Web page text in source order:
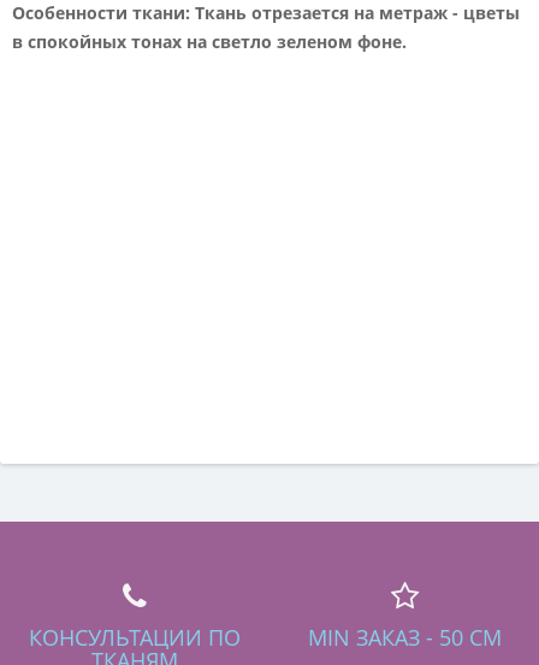
Особенности ткани: Ткань отрезается на метраж - цветы
в спокойных тонах на светло зеленом фоне.
КОНСУЛЬТАЦИИ ПО MIN ЗАКАЗ - 50 СМ